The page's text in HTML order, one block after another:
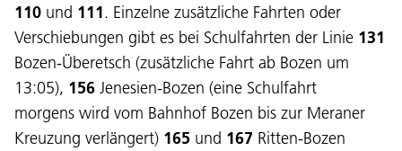
110 und 111. Einzelne zusätzliche Fahrten oder
Verschiebungen gibt es bei Schulfahrten der Linie 131
Bozen-Überetsch (zusätzliche Fahrt ab Bozen um
13:05), 156 Jenesien-Bozen (eine Schulfahrt
morgens wird vom Bahnhof Bozen bis zur Meraner
Kreuzung verlängert) 165 und 167 Ritten-Bozen